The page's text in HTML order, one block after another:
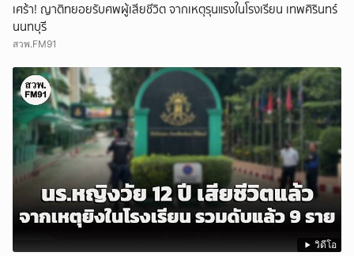
เศร้า! ญาติทยอยรับศพผู้เสียชีวิต จากเหตุรุนแรงในโรงเรียน เทพศิรินทร์
นนทบุรี
สวพ.FM91
วิดีโอ